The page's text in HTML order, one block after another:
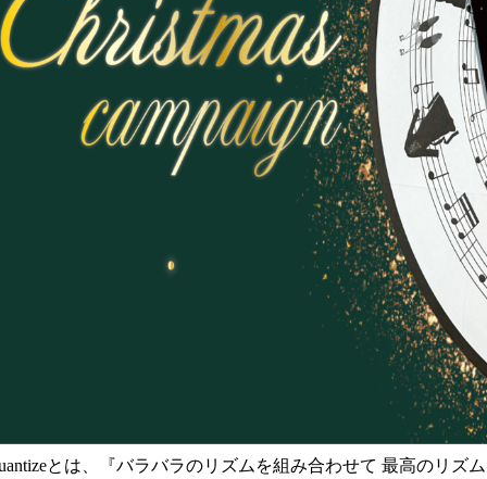
とは、『バラバラのリズムを組み合わせて 最高のリズ